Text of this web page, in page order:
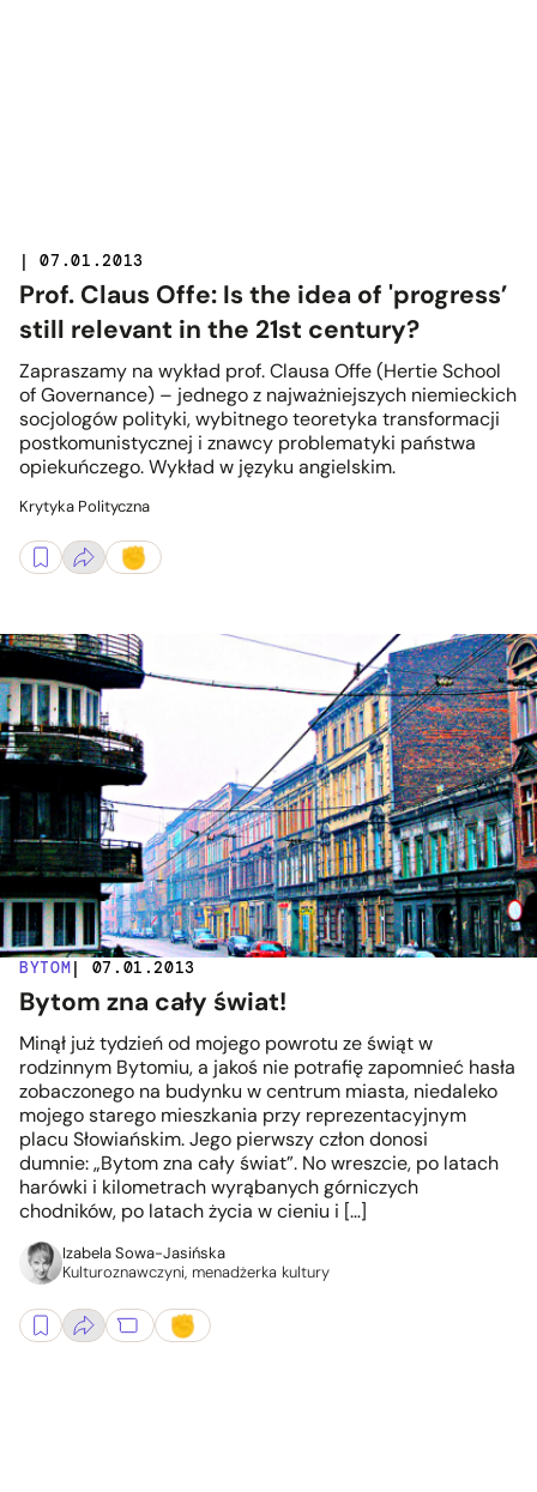
| 07.01.2013
Prof. Claus Offe: Is the idea of 'progress’
still relevant in the 21st century?
Zapraszamy na wykład prof. Clausa Offe (Hertie School
of Governance) – jednego z najważniejszych niemieckich
socjologów polityki, wybitnego teoretyka transformacji
postkomunistycznej i znawcy problematyki państwa
opiekuńczego. Wykład w języku angielskim.
Krytyka Polityczna
BYTOM| 07.01.2013
Bytom zna cały świat!
Minął już tydzień od mojego powrotu ze świąt w
rodzinnym Bytomiu, a jakoś nie potrafię zapomnieć hasła
zobaczonego na budynku w centrum miasta, niedaleko
mojego starego mieszkania przy reprezentacyjnym
placu Słowiańskim. Jego pierwszy człon donosi
dumnie: „Bytom zna cały świat”. No wreszcie, po latach
harówki i kilometrach wyrąbanych górniczych
chodników, po latach życia w cieniu i […]
Izabela Sowa-Jasińska
Kulturoznawczyni, menadżerka kultury